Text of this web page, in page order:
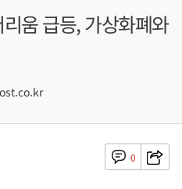
움 급등, 가상화폐와
0